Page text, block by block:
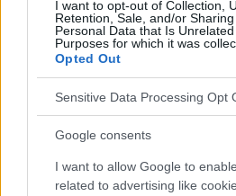
I want to opt-out of Collection,
Retention, Sale, and/or
Personal Data that Is
Purposes for which it was
Opted Out
Sensitive Data Processing Opt
Google consents
I want to allow Google to
related to advertising like
Le contenu et les documents de ce
informatifs. L'éditeur et les éditeurs du
responsables des effets de leur
absolument consulter votre médecin.